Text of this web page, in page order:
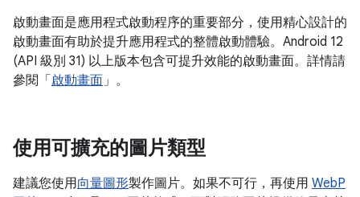
啟動畫面是應用程式啟動程序的重要部分，使用精心設計的
啟動畫面有助於提升應用程式的整體啟動體驗。Android 12
(API 級別 31) 以上版本包含可提升效能的啟動畫面。詳情請
參閱「 啟動畫面」。
使用可擴充的圖片類型
建議您使用向量圖形製作圖片。如果不可行，再使用 WebP